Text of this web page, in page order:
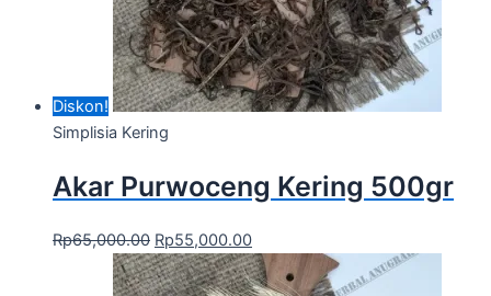
Diskon!
Simplisia Kering
Akar Purwoceng Kering 500gr
Rp65,000.00 Rp55,000.00